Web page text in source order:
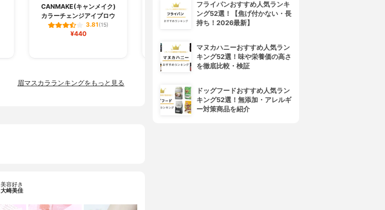
CANMAKE(キャンメイク)
カラーチェンジアイブロウ
3.81(15)
¥440
Visée(ヴィセ)
リシェ カラーリング アイブロ
ウマスカラ
¥0
dejavu(デジャヴュ)
アイブロウカラー
眉マスカラランキングをもっと見る
美容好き
大崎美佳
フライパンおすすめ人気ランキ
ング52選！【焦げ付かない・長
持ち！2026最新】
マヌカハニーおすすめ人気ラン
キング52選！味や栄養価の高さ
を徹底比較・検証
ドッグフードおすすめ人気ラン
キング52選！無添加・アレルギ
ー対策商品を紹介